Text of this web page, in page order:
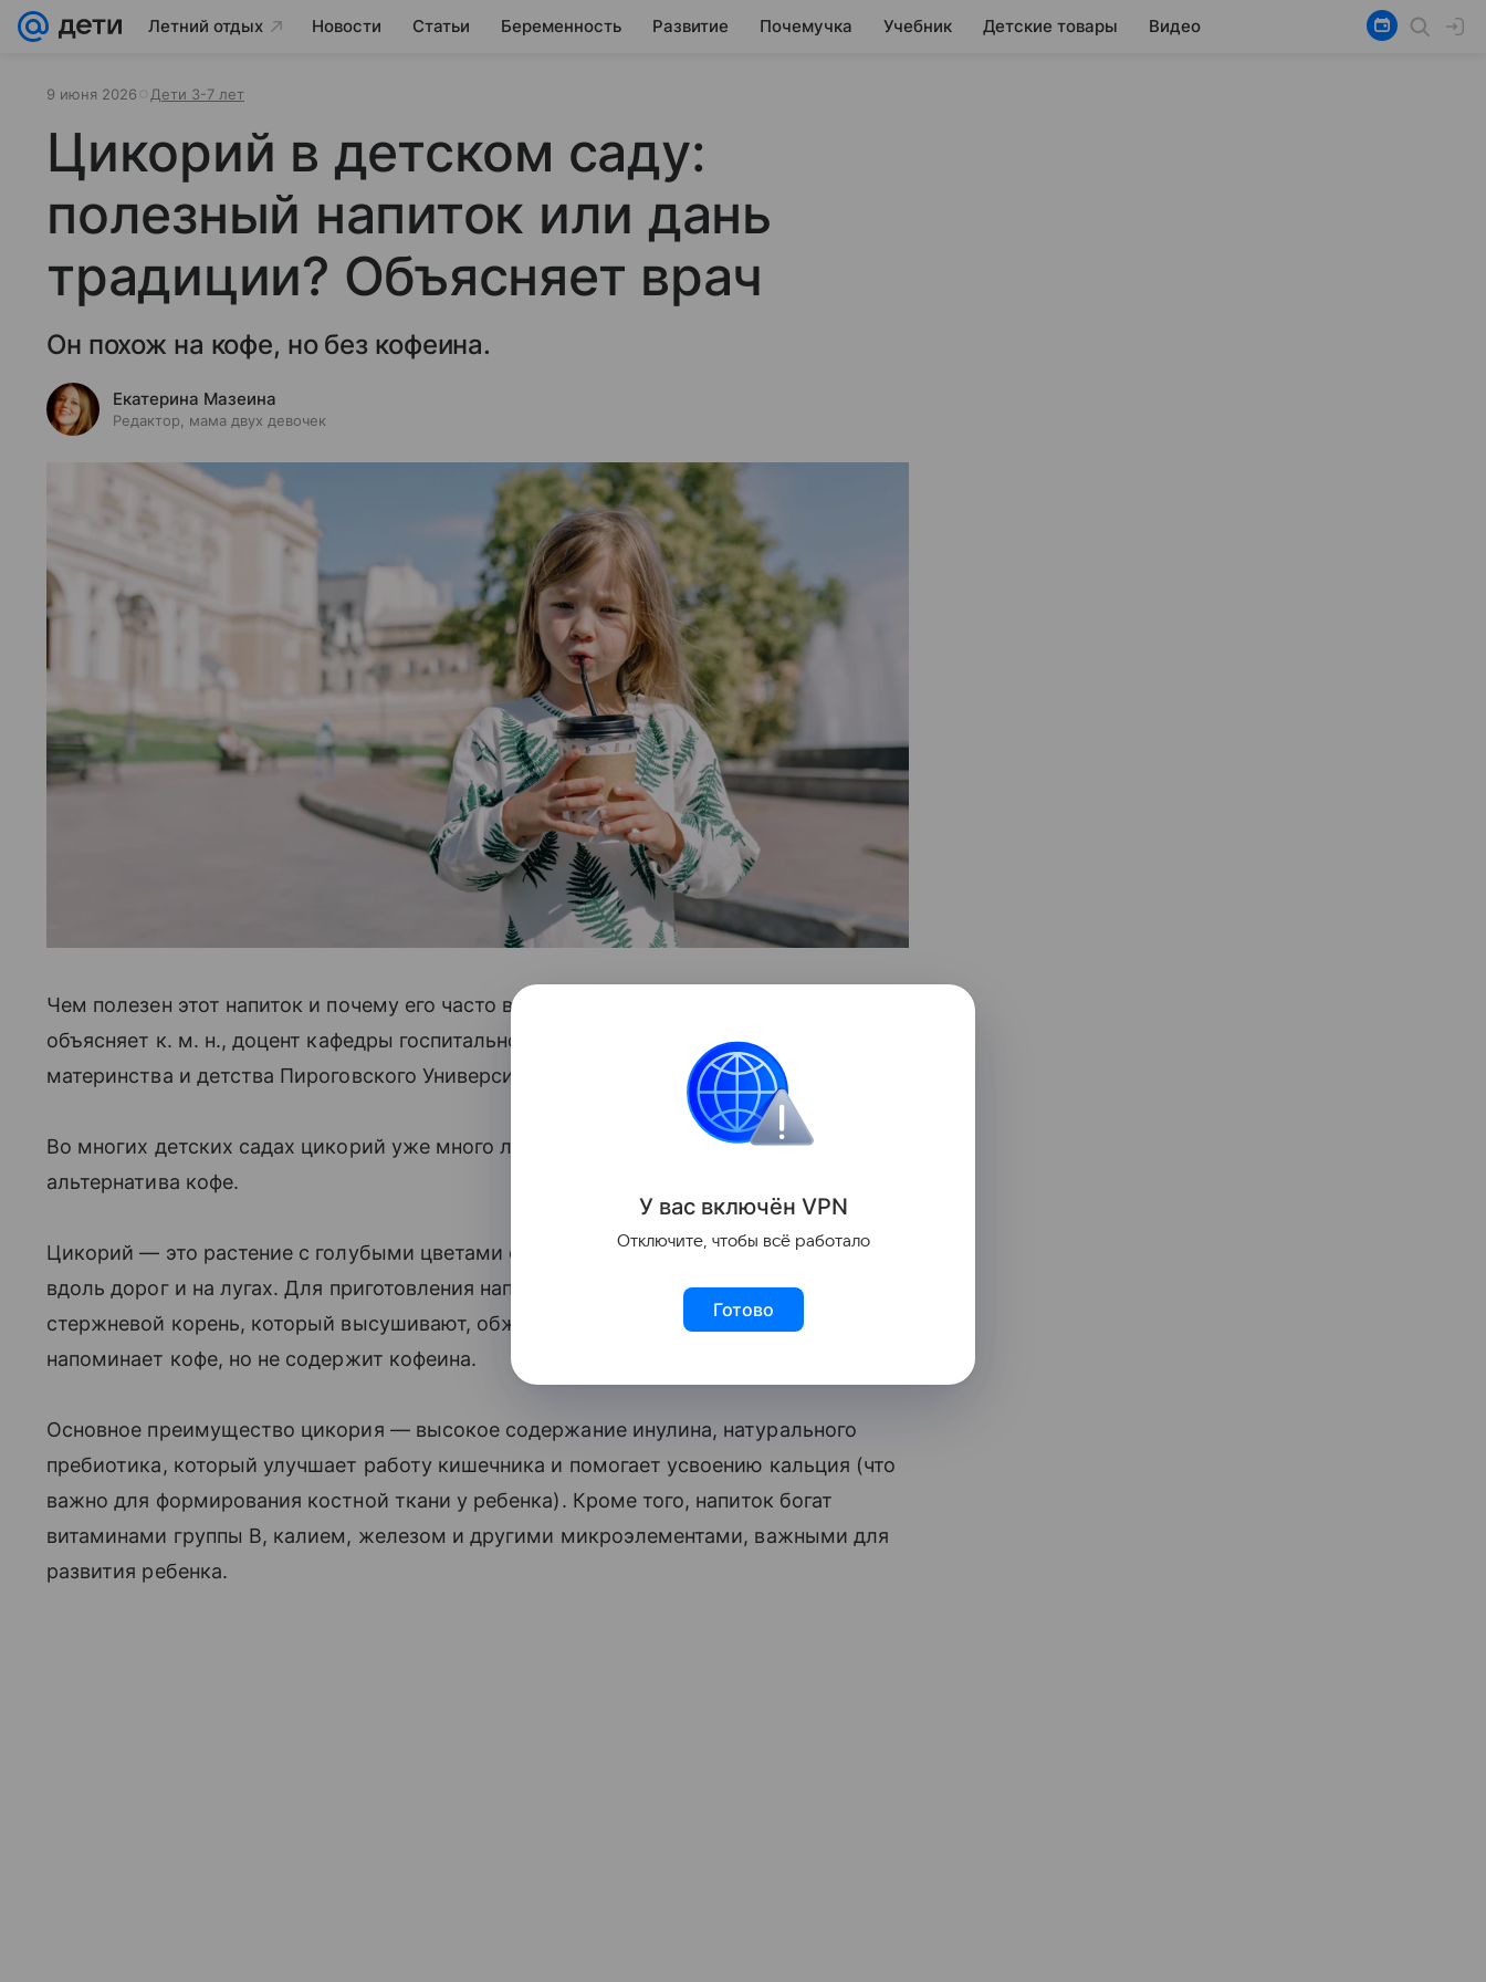
Летний отдых Новости Статьи Беременность Развитие Почемучка Учебник Детские товары Видео
9 июня 2026 Дети 3-7 лет
Цикорий в детском саду:
полезный напиток или дань
традиции? Объясняет врач
Он похож на кофе, но без кофеина.
Екатерина Мазеина
Редактор, мама двух девочек
Чем полезен этот напиток и почему его часто включают в меню дошкольников,
объясняет к. м. н., доцент кафедры госпитальной педиатрии № 2 Института
материнства и детства Пироговского Университета Ольга Владимировна Тарасова.
Во многих детских садах цикорий уже много лет входит в меню как полезная
альтернатива кофе.
Цикорий — это растение с голубыми цветами семейства астровых, которое растет
вдоль дорог и на лугах. Для приготовления напитка используют его длинный крепкий
стержневой корень, который высушивают, обжаривают и измельчают. По вкусу он
напоминает кофе, но не содержит кофеина.
Основное преимущество цикория — высокое содержание инулина, натурального
пребиотика, который улучшает работу кишечника и помогает усвоению кальция (что
важно для формирования костной ткани у ребенка). Кроме того, напиток богат
витаминами группы B, калием, железом и другими микроэлементами, важными для
развития ребенка.
У вас включён VPN
Отключите, чтобы всё работало
Готово